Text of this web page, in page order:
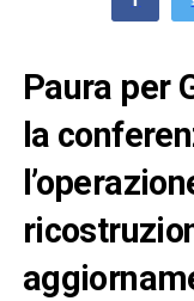
Paura per
la